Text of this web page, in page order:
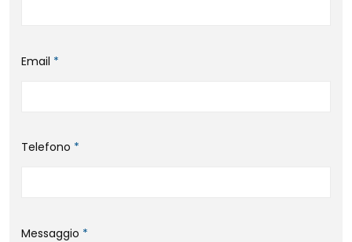
Email *
Telefono *
Messaggio *